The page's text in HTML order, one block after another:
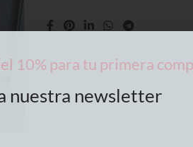
10% para tu primera
nuestra newsletter